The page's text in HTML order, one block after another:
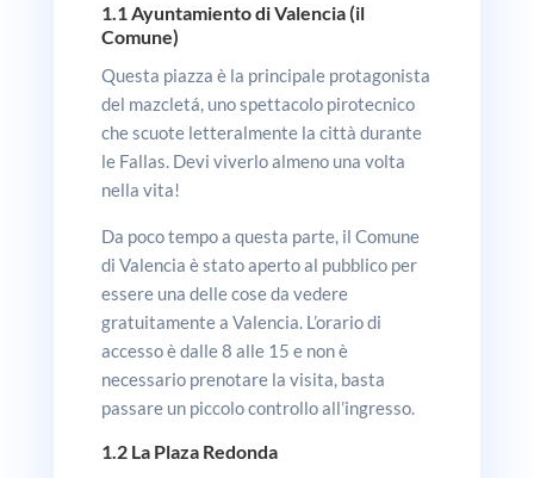
1.1Ayuntamiento di Valencia (il
Comune)
Questa piazza è la principale protagonista
del mazcletá, uno spettacolo pirotecnico
che scuote letteralmente la città durante
le Fallas. Devi viverlo almeno una volta
nella vita!
Da poco tempo a questa parte, il Comune
di Valencia è stato aperto al pubblico per
essere una delle cose da vedere
gratuitamente a Valencia. L’orario di
accesso è dalle 8 alle 15 e non è
necessario prenotare la visita, basta
passare un piccolo controllo all’ingresso.
1.2 La Plaza Redonda